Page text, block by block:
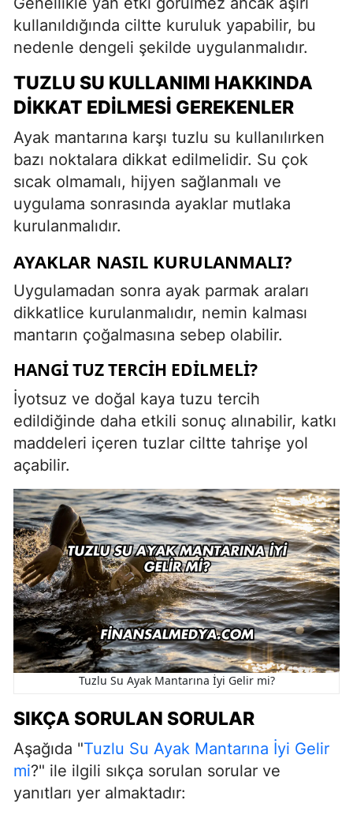
kullanıldığında ciltte kuruluk yapabilir, bu
nedenle dengeli şekilde uygulanmalıdır.
TUZLU SU KULLANIMI HAKKINDA
DIKKAT EDILMESI GEREKENLER
Ayak mantarına karşı tuzlu su kullanılırken
bazı noktalara dikkat edilmelidir. Su çok
sıcak olmamalı, hijyen sağlanmalı ve
uygulama sonrasında ayaklar mutlaka
kurulanmalıdır.
AYAKLAR NASIL KURULANMALI?
Uygulamadan sonra ayak parmak araları
dikkatlice kurulanmalıdır, nemin kalması
mantarın çoğalmasına sebep olabilir.
HANGI TUZ TERCIH EDILMELI?
İyotsuz ve doğal kaya tuzu tercih
edildiğinde daha etkili sonuç alınabilir, katkı
maddeleri içeren tuzlar ciltte tahrişe yol
açabilir.
Tuzlu Su Ayak Mantarına İyi Gelir mi?
SIKÇA SORULAN SORULAR
Aşağıda "Tuzlu Su Ayak Mantarına İyi Gelir
mi?" ile ilgili sıkça sorulan sorular ve
yanıtları yer almaktadır: